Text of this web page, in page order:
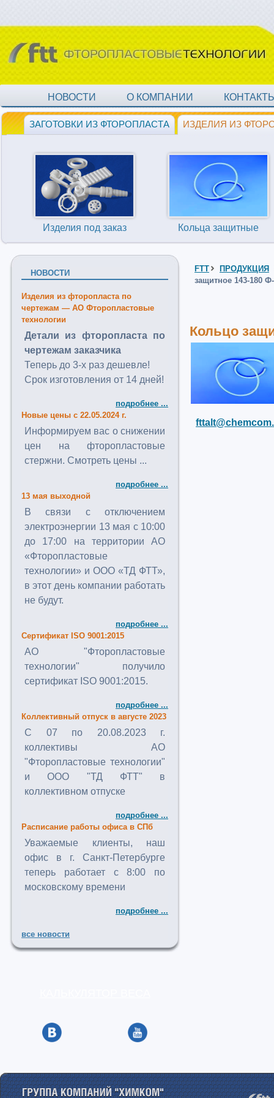
НОВОСТИ О КОМПАНИИ
ЗАГОТОВКИ ИЗ ФТОРОПЛАСТА ИЗДЕЛИЯ ИЗ
Изделия под заказ Кольца защитные
НОВОСТИ
Изделия из фторопласта по
чертежам — АО Фторопластовые
технологии
Детали из фторопласта по
чертежам заказчика
Теперь до 3-х раз дешевле!
Срок изготовления от 14 дней!
подробнее ...
Новые цены с 22.05.2024 г.
Информируем вас о снижении
цен на фторопластовые
стержни. Смотреть цены ...
подробнее ...
13 мая выходной
В связи с отключением
электроэнергии 13 мая с 10:00
до 17:00 на территории АО
«Фторопластовые
технологии» и ООО «ТД ФТТ»,
в этот день компании работать
не будут.
подробнее ...
Сертификат ISO 9001:2015
АО "Фторопластовые
технологии" получило
сертификат ISO 9001:2015.
подробнее ...
Коллективный отпуск в августе 2023
C 07 по 20.08.2023 г.
коллективы АО
"Фторопластовые технологии"
и ООО "ТД ФТТ" в
коллективном отпуске
подробнее ...
Расписание работы офиса в СПб
Уважаемые клиенты, наш
офис в г. Санкт-Петербурге
теперь работает с 8:00 по
московскому времени
подробнее ...
все новости
FTT
ПРОДУКЦИЯ
защитное 143-180
Кольцо